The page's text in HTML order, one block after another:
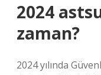
2024
zaman?
2024 yılında